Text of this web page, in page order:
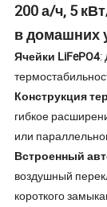
200 а/ч, 5
в домашних
Ячейки LiFePO4:
Конструкция
гибкое
или
Встроенный
воздушный
короткого